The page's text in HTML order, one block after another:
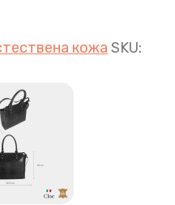
кожа SKU: